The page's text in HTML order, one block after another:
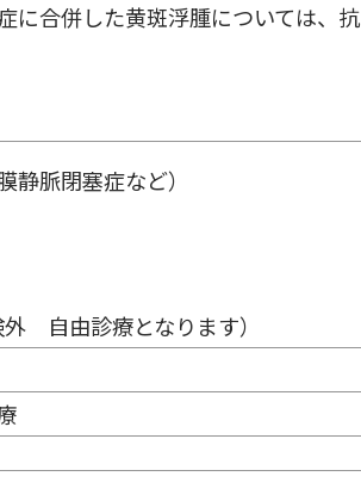
に合併した黄斑浮腫については、抗
脈閉塞症など）
自由診療となります）